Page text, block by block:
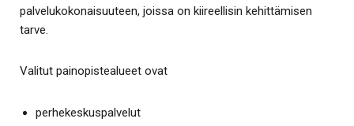
palvelukokonaisuuteen, joissa on kiireellisin kehittämisen
tarve.
Valitut painopistealueet ovat
perhekeskuspalvelut